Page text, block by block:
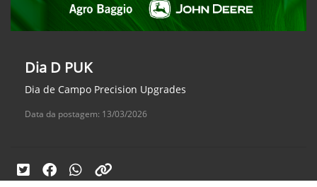
Dia D PUK
Dia de Campo Precision Upgrades
Data da postagem: 13/03/2026